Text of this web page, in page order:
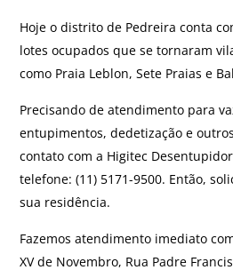
Hoje o distrito de Pedreira conta
lotes ocupados que se tornaram
como Praia Leblon, Sete Praias e
Precisando de atendimento para
entupimentos, dedetização e
contato com a Higitec
telefone: (11) 5171-9500. Então,
sua residência.
Fazemos atendimento imediato
XV de Novembro, Rua Padre